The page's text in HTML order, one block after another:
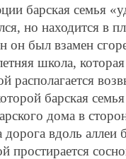
барская семья
но находится в
он был взамен
школа, которая
располагается
барская
дома в
дорога вдоль
простирается